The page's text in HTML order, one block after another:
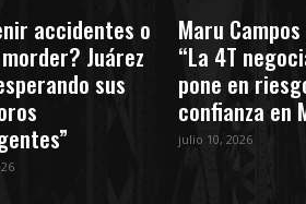
accidentes o
Juárez
sus
Maru
“La 4T
pone en
confianza en
julio 10, 2026